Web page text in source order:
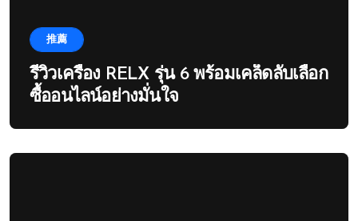
推薦
รีวิวเครื่อง RELX รุ่น 6 พร้อมเคล็ดลับเลือก
ซื้ออนไลน์อย่างมั่นใจ